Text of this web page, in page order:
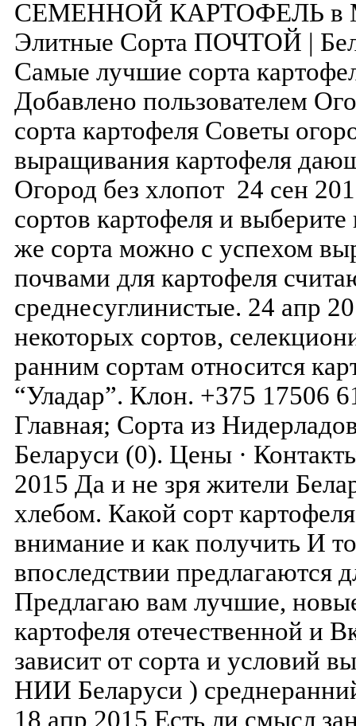
СЕМЕННОЙ КАРТОФЕЛЬ в
Элитные Сорта ПОЧТОЙ |
Самые лучшие сорта
Добавлено пользователем
сорта картофеля Советы
выращивания картофеля
Огород без хлопот 24 сен
сортов картофеля и
же сорта можно с успехом
почвами для картофеля
среднесуглинистые. 24 апр
некоторых сортов,
ранним сортам относится
“Уладар”. Клон. +375 17506
Главная; Сорта из
Беларуси (0). Цены ·
2015 Да и не зря жители
хлебом. Какой сорт
внимание и как получить И
впоследствии предлагаются
Предлагаю вам лучшие,
картофеля отечественной и
зависит от сорта и условий
НИИ Беларуси )
18 апр 2015 Есть ли смысл